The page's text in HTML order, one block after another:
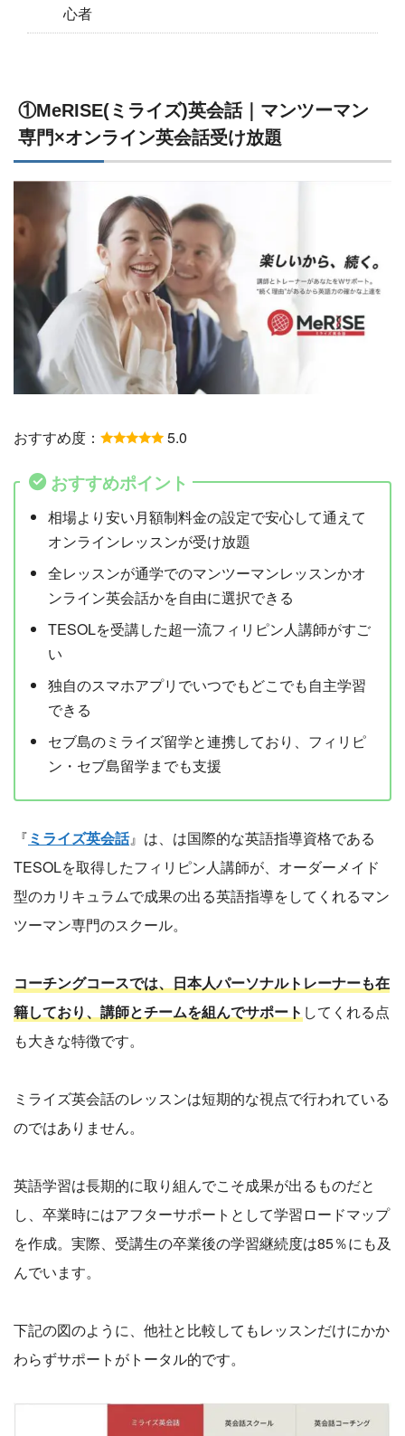
心者
①MeRISE(ミライズ)英会話｜マンツーマン
専門×オンライン英会話受け放題
おすすめ度： 5.0
おすすめポイント
相場より安い月額制料金の設定で安心して通えて
オンラインレッスンが受け放題
全レッスンが通学でのマンツーマンレッスンかオ
ンライン英会話かを自由に選択できる
TESOLを受講した超一流フィリピン人講師がすご
い
独自のスマホアプリでいつでもどこでも自主学習
できる
セブ島のミライズ留学と連携しており、フィリピ
ン・セブ島留学までも支援
『ミライズ英会話』は、は国際的な英語指導資格である
TESOLを取得したフィリピン人講師が、オーダーメイド
型のカリキュラムで成果の出る英語指導をしてくれるマン
ツーマン専門のスクール。
コーチングコースでは、日本人パーソナルトレーナーも在
籍しており、講師とチームを組んでサポート してくれる点
も大きな特徴です。
ミライズ英会話のレッスンは短期的な視点で行われている
のではありません。
英語学習は長期的に取り組んでこそ成果が出るものだと
し、卒業時にはアフターサポートとして学習ロードマップ
を作成。実際、受講生の卒業後の学習継続度は85％にも及
んでいます。
下記の図のように、他社と比較してもレッスンだけにかか
わらずサポートがトータル的です。